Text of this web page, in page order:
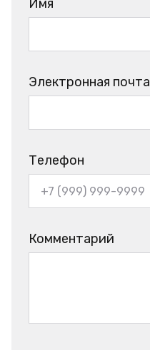
Имя
Электронная почта
Телефон
Комментарий